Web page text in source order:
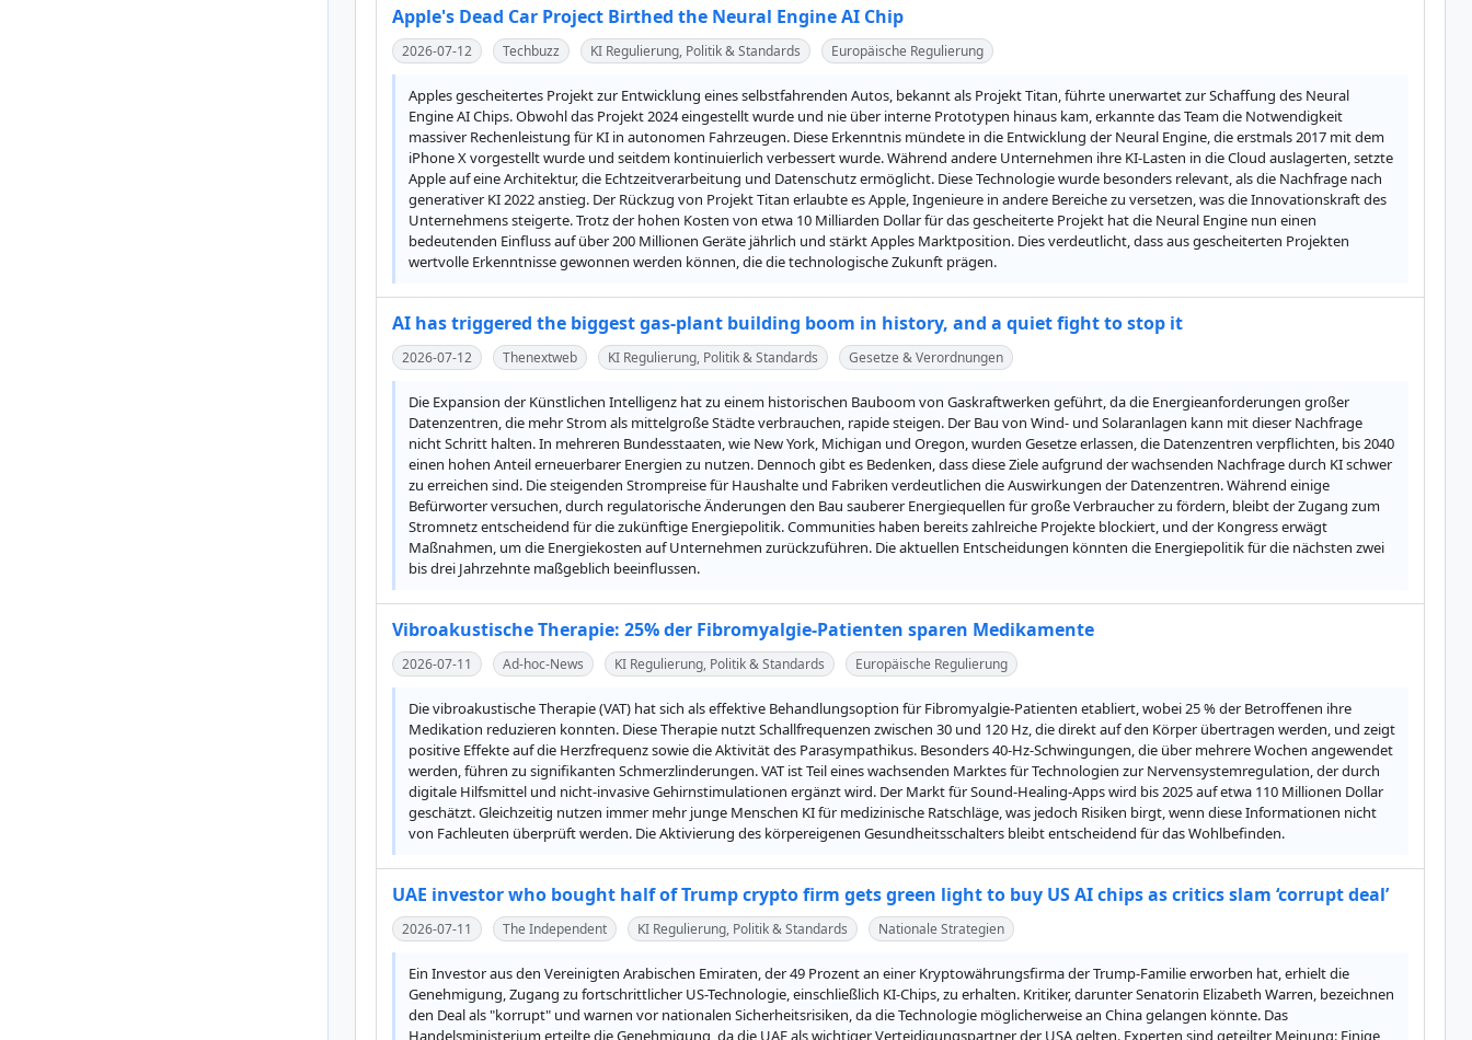
Apple's Dead Car Project Birthed the Neural Engine AI Chip
2026-07-12 Techbuzz KI Regulierung, Politik & Standards Europäische Regulierung
Apples gescheitertes Projekt zur Entwicklung eines selbstfahrenden Autos, bekannt als Projekt Titan, führte unerwartet zur Schaffung des Neural
Engine AI Chips. Obwohl das Projekt 2024 eingestellt wurde und nie über interne Prototypen hinaus kam, erkannte das Team die Notwendigkeit
massiver Rechenleistung für KI in autonomen Fahrzeugen. Diese Erkenntnis mündete in die Entwicklung der Neural Engine, die erstmals 2017 mit dem
iPhone X vorgestellt wurde und seitdem kontinuierlich verbessert wurde. Während andere Unternehmen ihre KI-Lasten in die Cloud auslagerten, setzte
Apple auf eine Architektur, die Echtzeitverarbeitung und Datenschutz ermöglicht. Diese Technologie wurde besonders relevant, als die Nachfrage nach
generativer KI 2022 anstieg. Der Rückzug von Projekt Titan erlaubte es Apple, Ingenieure in andere Bereiche zu versetzen, was die Innovationskraft des
Unternehmens steigerte. Trotz der hohen Kosten von etwa 10 Milliarden Dollar für das gescheiterte Projekt hat die Neural Engine nun einen
bedeutenden Einfluss auf über 200 Millionen Geräte jährlich und stärkt Apples Marktposition. Dies verdeutlicht, dass aus gescheiterten Projekten
wertvolle Erkenntnisse gewonnen werden können, die die technologische Zukunft prägen.
AI has triggered the biggest gas-plant building boom in history, and a quiet fight to stop it
2026-07-12 Thenextweb KI Regulierung, Politik & Standards Gesetze & Verordnungen
Die Expansion der Künstlichen Intelligenz hat zu einem historischen Bauboom von Gaskraftwerken geführt, da die Energieanforderungen großer
Datenzentren, die mehr Strom als mittelgroße Städte verbrauchen, rapide steigen. Der Bau von Wind- und Solaranlagen kann mit dieser Nachfrage
nicht Schritt halten. In mehreren Bundesstaaten, wie New York, Michigan und Oregon, wurden Gesetze erlassen, die Datenzentren verpflichten, bis 2040
einen hohen Anteil erneuerbarer Energien zu nutzen. Dennoch gibt es Bedenken, dass diese Ziele aufgrund der wachsenden Nachfrage durch KI schwer
zu erreichen sind. Die steigenden Strompreise für Haushalte und Fabriken verdeutlichen die Auswirkungen der Datenzentren. Während einige
Befürworter versuchen, durch regulatorische Änderungen den Bau sauberer Energiequellen für große Verbraucher zu fördern, bleibt der Zugang zum
Stromnetz entscheidend für die zukünftige Energiepolitik. Communities haben bereits zahlreiche Projekte blockiert, und der Kongress erwägt
Maßnahmen, um die Energiekosten auf Unternehmen zurückzuführen. Die aktuellen Entscheidungen könnten die Energiepolitik für die nächsten zwei
bis drei Jahrzehnte maßgeblich beeinflussen.
Vibroakustische Therapie: 25% der Fibromyalgie-Patienten sparen Medikamente
2026-07-11 Ad-hoc-News KI Regulierung, Politik & Standards Europäische Regulierung
Die vibroakustische Therapie (VAT) hat sich als effektive Behandlungsoption für Fibromyalgie-Patienten etabliert, wobei 25 % der Betroffenen ihre
Medikation reduzieren konnten. Diese Therapie nutzt Schallfrequenzen zwischen 30 und 120 Hz, die direkt auf den Körper übertragen werden, und zeigt
positive Effekte auf die Herzfrequenz sowie die Aktivität des Parasympathikus. Besonders 40-Hz-Schwingungen, die über mehrere Wochen angewendet
werden, führen zu signifikanten Schmerzlinderungen. VAT ist Teil eines wachsenden Marktes für Technologien zur Nervensystemregulation, der durch
digitale Hilfsmittel und nicht-invasive Gehirnstimulationen ergänzt wird. Der Markt für Sound-Healing-Apps wird bis 2025 auf etwa 110 Millionen Dollar
geschätzt. Gleichzeitig nutzen immer mehr junge Menschen KI für medizinische Ratschläge, was jedoch Risiken birgt, wenn diese Informationen nicht
von Fachleuten überprüft werden. Die Aktivierung des körpereigenen Gesundheitsschalters bleibt entscheidend für das Wohlbefinden.
UAE investor who bought half of Trump crypto firm gets green light to buy US AI chips as critics slam ‘corrupt deal’
2026-07-11 The Independent KI Regulierung, Politik & Standards Nationale Strategien
Ein Investor aus den Vereinigten Arabischen Emiraten, der 49 Prozent an einer Kryptowährungsfirma der Trump-Familie erworben hat, erhielt die
Genehmigung, Zugang zu fortschrittlicher US-Technologie, einschließlich KI-Chips, zu erhalten. Kritiker, darunter Senatorin Elizabeth Warren, bezeichnen
den Deal als "korrupt" und warnen vor nationalen Sicherheitsrisiken, da die Technologie möglicherweise an China gelangen könnte. Das
Handelsministerium erteilte die Genehmigung, da die UAE als wichtiger Verteidigungspartner der USA gelten. Experten sind geteilter Meinung: Einige